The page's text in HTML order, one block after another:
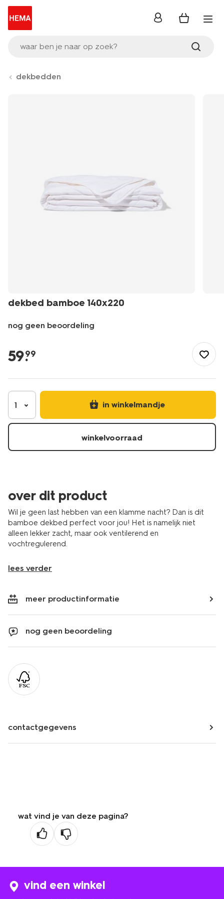
waar ben je naar op zoek?
inloggen
dekbedden
dekbed bamboe 140x220
nog geen beoordeling
be/slapen/beddengoed/dekbedden/dekbed-
bamboe-
5590030.html
59.
99
1 in winkelmandje
winkelvoorraad
over dit product
Wil je geen last hebben van een klamme nacht? Dan is dit
bamboe dekbed perfect voor jou! Het is namelijk niet
alleen lekker zacht, maar ook ventilerend en
vochtregulerend.
lees verder
meer productinformatie
nog geen beoordeling
contactgegevens
wat vind je van deze pagina?
vind een winkel